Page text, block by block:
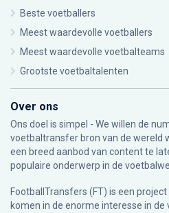
Beste voetballers
Meest waardevolle voetballers
Meest waardevolle voetbalteams
Grootste voetbaltalenten
Over ons
Ons doel is simpel - We willen de
voetbaltransfer bron van de wereld
een breed aanbod van content te
populaire onderwerp in de
FootballTransfers (FT) is een
komen in de enorme interesse in